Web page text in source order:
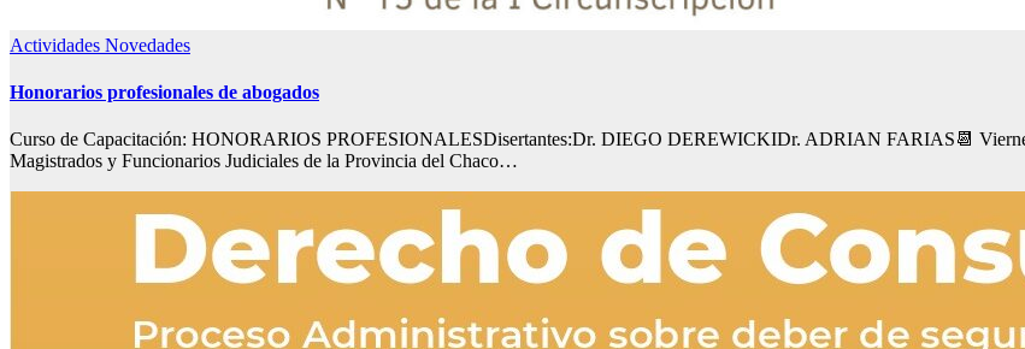
Actividades Novedades
Honorarios profesionales de abogados
Curso de Capacitación: HONORARIOS PROFESIONALESDisertantes:Dr. DIEGO DEREWICKIDr. ADRIAN FARIAS📆
Magistrados y Funcionarios Judiciales de la Provincia del Chaco…